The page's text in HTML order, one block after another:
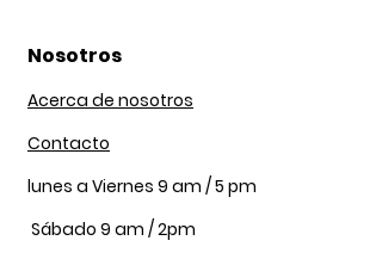
Nosotros
Acerca de nosotros
Contacto
lunes a Viernes 9 am / 5 pm
Sábado 9 am / 2pm